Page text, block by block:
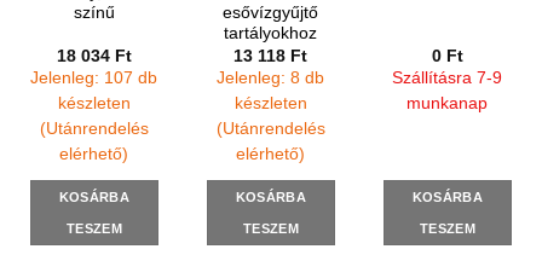
színű
18 034 Ft
Jelenleg: 107 db
készleten
(Utánrendelés
elérhető)
KOSÁRBA
TESZEM
esővízgyűjtő
tartályokhoz
13 118 Ft
Jelenleg: 8 db
készleten
(Utánrendelés
elérhető)
KOSÁRBA
TESZEM
0 Ft
Szállításra 7-9
munkanap
KOSÁRBA
TESZEM